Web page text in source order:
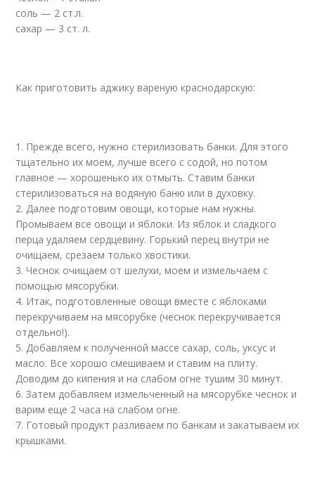
соль — 2 ст.л.
сахар — 3 ст. л.
Как приготовить аджику вареную краснодарскую:
1. Прежде всего, нужно стерилизовать банки. Для этого
тщательно их моем, лучше всего с содой, но потом
главное — хорошенько их отмыть. Ставим банки
стерилизоваться на водяную баню или в духовку.
2. Далее подготовим овощи, которые нам нужны.
Промываем все овощи и яблоки. Из яблок и сладкого
перца удаляем сердцевину. Горький перец внутри не
очищаем, срезаем только хвостики.
3. Чеснок очищаем от шелухи, моем и измельчаем с
помощью мясорубки.
4. Итак, подготовленные овощи вместе с яблоками
перекручиваем на мясорубке (чеснок перекручивается
отдельно!).
5. Добавляем к полученной массе сахар, соль, уксус и
масло. Все хорошо смешиваем и ставим на плиту.
Доводим до кипения и на слабом огне тушим 30 минут.
6. Затем добавляем измельченный на мясорубке чеснок и
варим еще 2 часа на слабом огне.
7. Готовый продукт разливаем по банкам и закатываем их
крышками.